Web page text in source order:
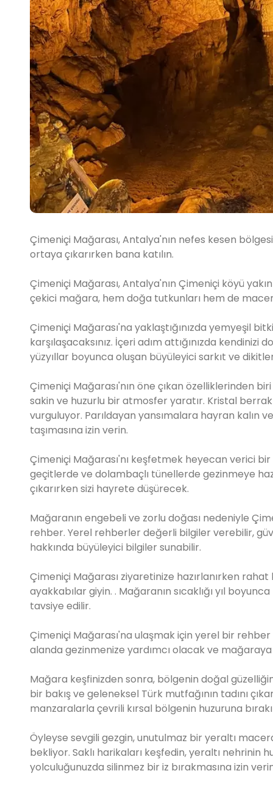
Çimeniçi Mağarası, Antalya'nın nefes kesen
ortaya çıkarırken bana katılın.
Çimeniçi Mağarası, Antalya'nın Çimeniçi köyü
çekici mağara, hem doğa tutkunları hem de
Çimeniçi Mağarası'na yaklaştığınızda yemyeşil
karşılaşacaksınız. İçeri adım attığınızda
yüzyıllar boyunca oluşan büyüleyici sarkıt ve
Çimeniçi Mağarası'nın öne çıkan özelliklerinden
sakin ve huzurlu bir atmosfer yaratır. Kristal
vurguluyor. Parıldayan yansımalara hayran kalın
taşımasına izin verin.
Çimeniçi Mağarası'nı keşfetmek heyecan verici bir
geçitlerde ve dolambaçlı tünellerde gezinmeye
çıkarırken sizi hayrete düşürecek.
Mağaranın engebeli ve zorlu doğası nedeniyle
rehber. Yerel rehberler değerli bilgiler verebilir,
hakkında büyüleyici bilgiler sunabilir.
Çimeniçi Mağarası ziyaretinize hazırlanırken
ayakkabılar giyin. . Mağaranın sıcaklığı yıl
tavsiye edilir.
Çimeniçi Mağarası'na ulaşmak için yerel bir
alanda gezinmenize yardımcı olacak ve
Mağara keşfinizden sonra, bölgenin doğal
bir bakış ve geleneksel Türk mutfağının tadını
manzaralarla çevrili kırsal bölgenin huzuruna
Öyleyse sevgili gezgin, unutulmaz bir yeraltı
bekliyor. Saklı harikaları keşfedin, yeraltı nehrinin
yolculuğunuzda silinmez bir iz bırakmasına izin